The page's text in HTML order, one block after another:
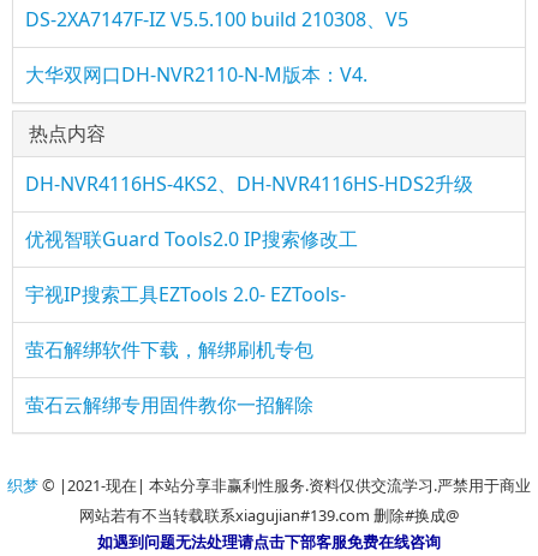
DS-2XA7147F-IZ V5.5.100 build 210308、V5
大华双网口DH-NVR2110-N-M版本：V4.
热点内容
DH-NVR4116HS-4KS2、DH-NVR4116HS-HDS2升级
优视智联Guard Tools2.0 IP搜索修改工
宇视IP搜索工具EZTools 2.0- EZTools-
萤石解绑软件下载，解绑刷机专包
萤石云解绑专用固件教你一招解除
织梦© |2021-现在| 本站分享非赢利性服务.资料仅供交流学习.严禁用于商业
网站若有不当转载联系xiagujian#139.com 删除#换成@
如遇到问题无法处理请点击下部客服免费在线咨询